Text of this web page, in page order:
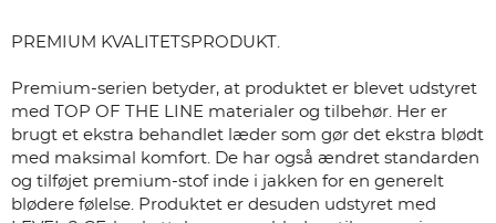
PREMIUM KVALITETSPRODUKT.
Premium-serien betyder, at produktet er blevet udstyret
med TOP OF THE LINE materialer og tilbehør. Her er
brugt et ekstra behandlet læder som gør det ekstra blødt
med maksimal komfort. De har også ændret standarden
og tilføjet premium-stof inde i jakken for en generelt
blødere følelse. Produktet er desuden udstyret med